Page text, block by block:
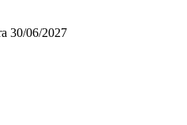
30/06/2027